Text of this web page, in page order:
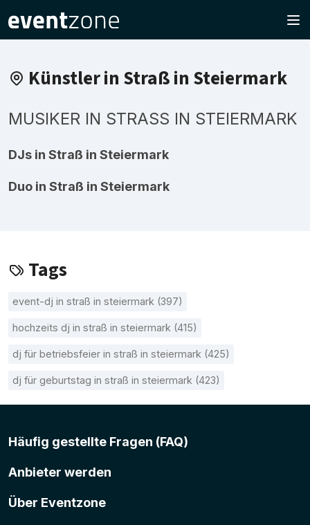
Künstler in Straß in Steiermark
MUSIKER IN STRASS IN STEIERMARK
DJs in Straß in Steiermark
Duo in Straß in Steiermark
Tags
event-dj in straß in steiermark (397)
hochzeits dj in straß in steiermark (415)
dj für betriebsfeier in straß in steiermark (425)
dj für geburtstag in straß in steiermark (423)
Häufig gestellte Fragen (FAQ)
Anbieter werden
Über Eventzone